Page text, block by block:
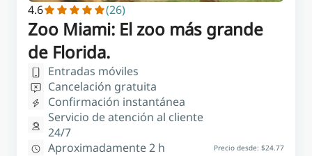
4.6 (26)
Zoo Miami: El zoo más grande
de Florida.
Entradas móviles
Cancelación gratuita
Confirmación instantánea
Servicio de atención al cliente
24/7
Aproximadamente 2 h
Precio desde: $24.77